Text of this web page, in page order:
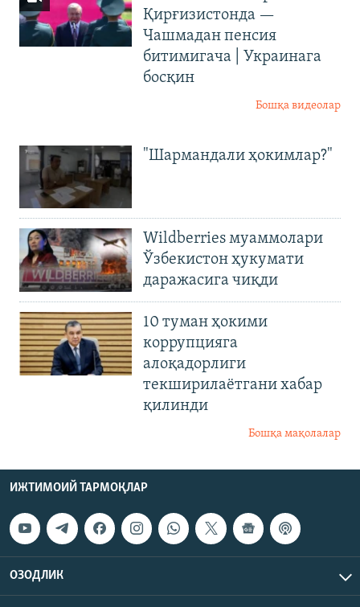
Қирғизистонда —
Чашмадан пенсия
битимигача | Украинага
босқин
Бошқа видеолар
"Шармандали ҳокимлар?"
Wildberries муаммолари
Ўзбекистон ҳукумати
даражасига чиқди
10 туман ҳокими
коррупцияга
алоқадорлиги
текширилаётгани хабар
қилинди
Бошқа мақолалар
ИЖТИМОИЙ ТАРМОҚЛАР
ОЗОДЛИК